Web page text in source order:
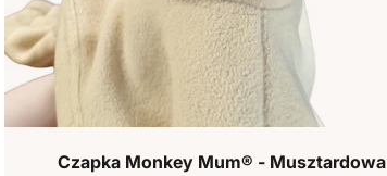
Czapka Monkey Mum® - Musztardowa